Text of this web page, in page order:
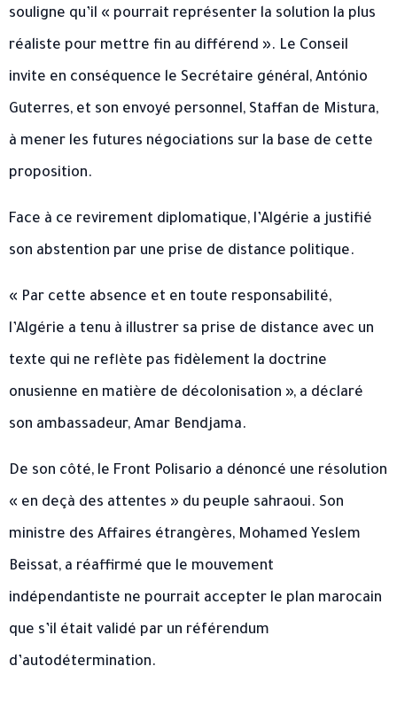
souligne qu’il « pourrait représenter la solution la plus
réaliste pour mettre fin au différend ». Le Conseil
invite en conséquence le Secrétaire général, António
Guterres, et son envoyé personnel, Staffan de Mistura,
à mener les futures négociations sur la base de cette
proposition.
Face à ce revirement diplomatique, l’Algérie a justifié
son abstention par une prise de distance politique.
« Par cette absence et en toute responsabilité,
l’Algérie a tenu à illustrer sa prise de distance avec un
texte qui ne reflète pas fidèlement la doctrine
onusienne en matière de décolonisation », a déclaré
son ambassadeur, Amar Bendjama.
De son côté, le Front Polisario a dénoncé une résolution
« en deçà des attentes » du peuple sahraoui. Son
ministre des Affaires étrangères, Mohamed Yeslem
Beissat, a réaffirmé que le mouvement
indépendantiste ne pourrait accepter le plan marocain
que s’il était validé par un référendum
d’autodétermination.